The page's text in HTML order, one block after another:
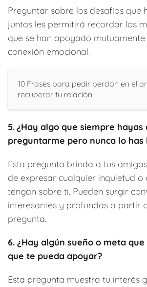
Preguntar sobre los desafíos que
juntas les permitirá recordar los
que se han apoyado
conexión emocional.
10 Frases para pedir perdón en el
recuperar tu relación
5. ¿Hay algo que siempre hayas
preguntarme pero nunca lo has
Esta pregunta brinda a tus
de expresar cualquier inquietud o
tengan sobre ti. Pueden surgir
interesantes y profundas a partir
pregunta.
6. ¿Hay algún sueño o meta
que te pueda apoyar?
Esta pregunta muestra tu interés